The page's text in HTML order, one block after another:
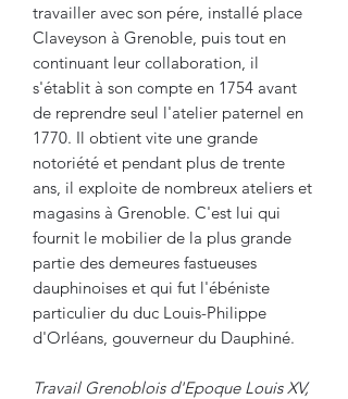
travailler avec son pére, installé place
Claveyson à Grenoble, puis tout en
continuant leur collaboration, il
s'établit à son compte en 1754 avant
de reprendre seul l'atelier paternel en
1770. Il obtient vite une grande
notoriété et pendant plus de trente
ans, il exploite de nombreux ateliers et
magasins à Grenoble. C'est lui qui
fournit le mobilier de la plus grande
partie des demeures fastueuses
dauphinoises et qui fut l'ébéniste
particulier du duc Louis-Philippe
d'Orléans, gouverneur du Dauphiné.
Travail Grenoblois d'Epoque Louis XV,